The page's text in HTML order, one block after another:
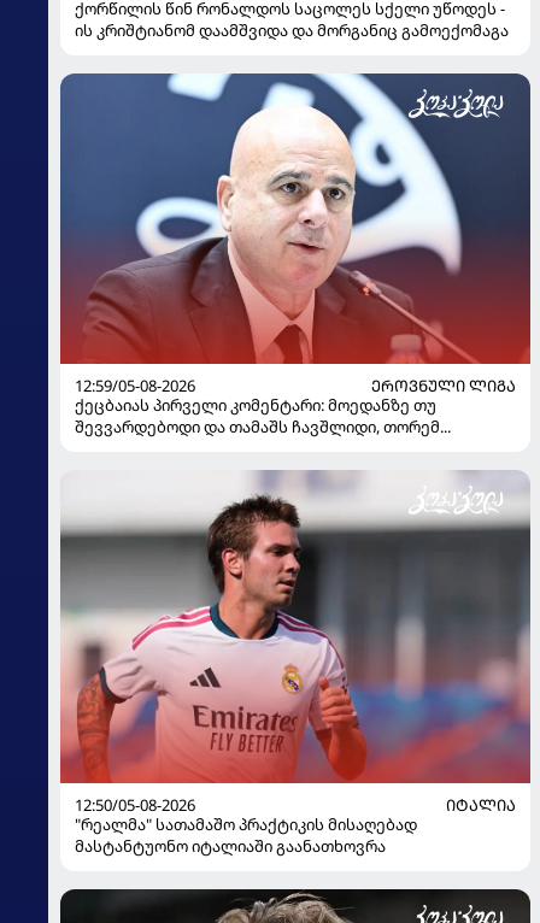
ქორწილის წინ რონალდოს საცოლეს სქელი უწოდეს -
ის კრიშტიანომ დაამშვიდა და მორგანიც გამოექომაგა
12:59/05-08-2026
ᲔᲠᲝᲕᲜᲣᲚᲘ ᲚᲘᲒᲐ
ქეცბაიას პირველი კომენტარი: მოედანზე თუ
შევვარდებოდი და თამაშს ჩავშლიდი, თორემ...
12:50/05-08-2026
ᲘᲢᲐᲚᲘᲐ
"რეალმა" სათამაშო პრაქტიკის მისაღებად
მასტანტუონო იტალიაში გაანათხოვრა